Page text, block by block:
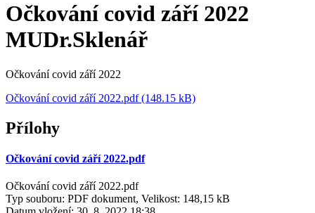
Očkování covid září 2022
MUDr.Sklenář
Očkování covid září 2022
Očkování covid září 2022.pdf (148.15 kB)
Přílohy
Očkování covid září 2022.pdf
Očkování covid září 2022.pdf
Typ souboru: PDF dokument, Velikost: 148,15 kB